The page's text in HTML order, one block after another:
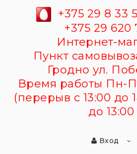
+375 29 8
+375 29 620
Интернет-
Пункт
Гродно ул.
Время работы Пн-
(перерыв с 13:00 до
до 13:00
Вход